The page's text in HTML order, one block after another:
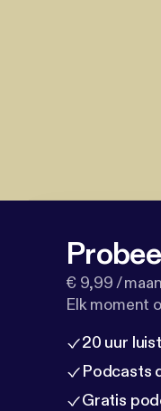
€ 9,99 /
Elk moment
20 uur
Podcasts
Gratis